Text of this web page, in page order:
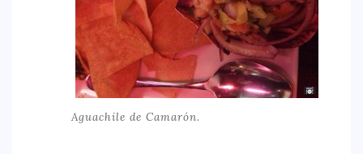
Aguachile de Camarón.